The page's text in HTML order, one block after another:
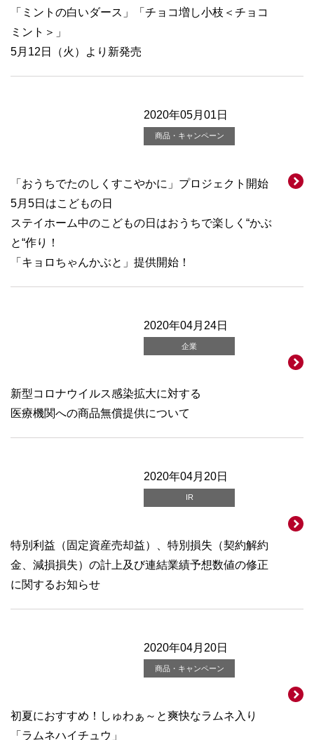
「ミントの白いダース」「チョコ増し小枝＜チョコ
ミント＞」
5月12日（火）より新発売
2020年05月01日
商品・キャンペーン
「おうちでたのしくすこやかに」プロジェクト開始
5月5日はこどもの日
ステイホーム中のこどもの日はおうちで楽しく“かぶ
と“作り！
「キョロちゃんかぶと」提供開始！
2020年04月24日
企業
新型コロナウイルス感染拡大に対する
医療機関への商品無償提供について
2020年04月20日
IR
特別利益（固定資産売却益）、特別損失（契約解約
金、減損損失）の計上及び連結業績予想数値の修正
に関するお知らせ
2020年04月20日
商品・キャンペーン
初夏におすすめ！しゅわぁ～と爽快なラムネ入り
「ラムネハイチュウ」